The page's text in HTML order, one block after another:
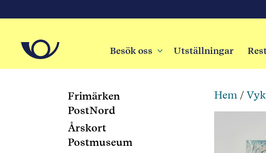
Besök oss 3 Utställningar
Hem /
Frimärken
PostNord
Årskort
Postmuseum